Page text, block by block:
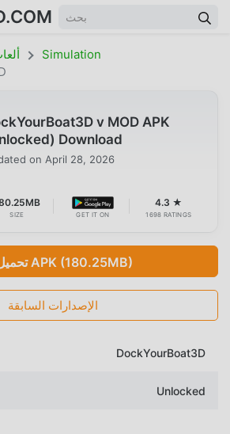
Simulation
v MOD APK
Download
on April 28, 2026
SIZE GET IT ON
4.3 ★
1698 RATINGS
تحميل APK (180.25MB)
الإصدارات السابقة
DockYourBoat3D
Unlocked